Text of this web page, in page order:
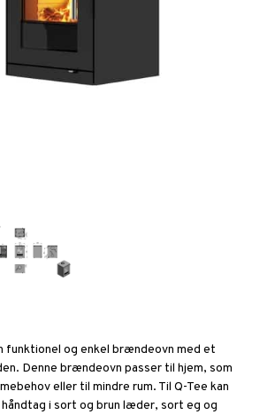
funktionel og enkel brændeovn med et
Denne brændeovn passer til hjem, som
eller til mindre rum. Til Q-Tee kan
i sort og brun læder, sort eg og